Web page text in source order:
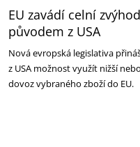
EU zavádí celní
původem z USA
Nová evropská legislativa
z USA možnost využít nižší
dovoz vybraného zboží do EU.